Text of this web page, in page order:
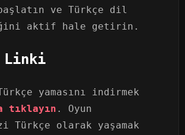
başlatın ve Türkçe dil
aktif hale getirin.
Linki
yamasını indirmek
tıklayın . Oyun
Türkçe olarak yaşamak